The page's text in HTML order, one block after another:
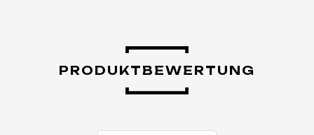
PRODUKTBEWERTUNG